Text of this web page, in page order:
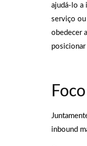
ajudá-lo a
serviço ou
obedecer
posicionar
inbound